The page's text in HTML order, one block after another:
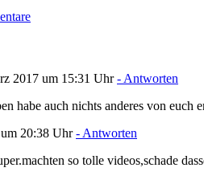
2017 um 15:31 Uhr- Antworten
habe auch nichts anderes von euch
20:38 Uhr- Antworten
so tolle videos,schade